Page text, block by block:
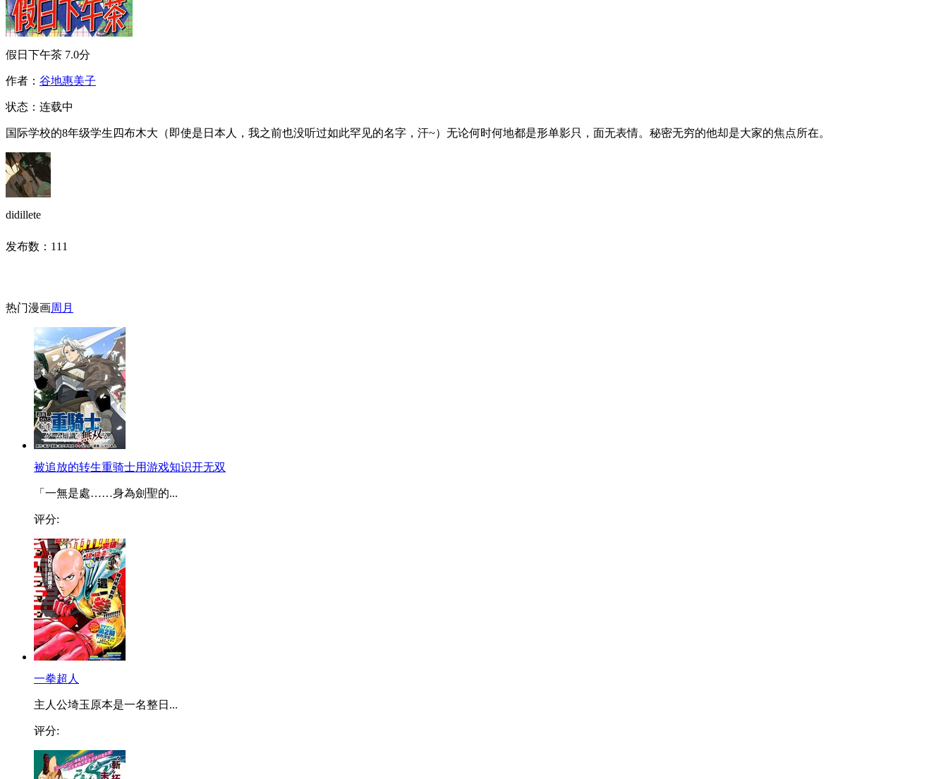
假日下午茶 7.0分
作者： 谷地惠美子
状态： 连载中
国际学校的8年级学生四布木大（即使是日本人，我之前也没听过如此罕见的名字，汗~）无论何时何地都是形单影只，面无表情。秘密无穷的他却是大家的焦点所在。
didillete
发布数： 111
热门漫画周 月
被追放的转生重骑士用游戏知识开无双
「一無是處……身為劍聖的...
评分:
一拳超人
主人公埼玉原本是一名整日...
评分: